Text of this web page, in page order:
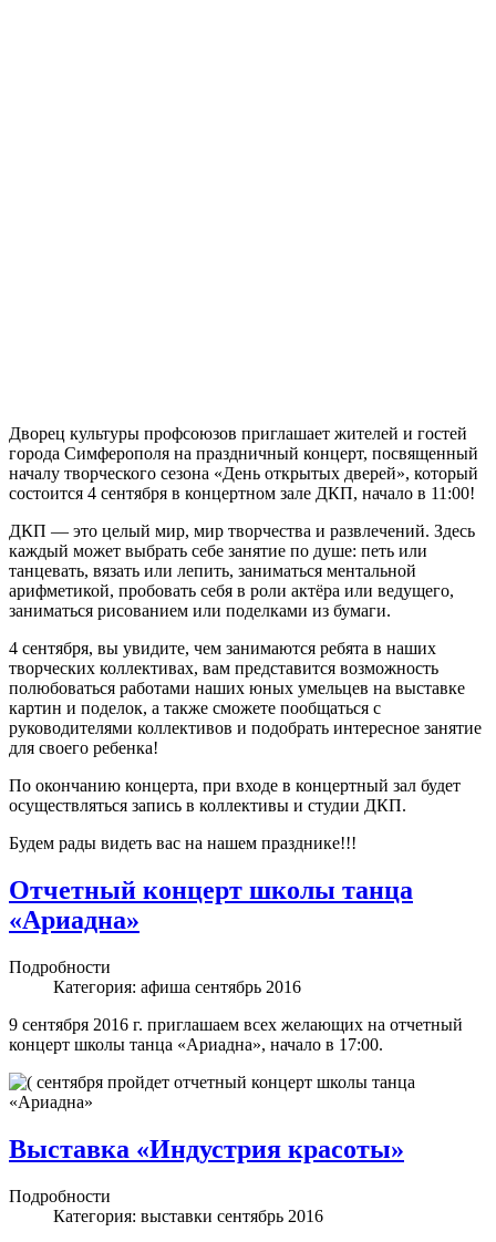
Дворец культуры профсоюзов приглашает жителей и гостей
города Симферополя на праздничный концерт, посвященный
началу творческого сезона «День открытых дверей», который
состоится 4 сентября в концертном зале ДКП, начало в 11:00!
ДКП — это целый мир, мир творчества и развлечений. Здесь
каждый может выбрать себе занятие по душе: петь или
танцевать, вязать или лепить, заниматься ментальной
арифметикой, пробовать себя в роли актёра или ведущего,
заниматься рисованием или поделками из бумаги.
4 сентября, вы увидите, чем занимаются ребята в наших
творческих коллективах, вам представится возможность
полюбоваться работами наших юных умельцев на выставке
картин и поделок, а также сможете пообщаться с
руководителями коллективов и подобрать интересное занятие
для своего ребенка!
По окончанию концерта, при входе в концертный зал будет
осуществляться запись в коллективы и студии ДКП.
Будем рады видеть вас на нашем празднике!!!
Отчетный концерт школы танца
«Ариадна»
Подробности
Категория: афиша сентябрь 2016
9 сентября 2016 г. приглашаем всех желающих на отчетный
концерт школы танца «Ариадна», начало в 17:00.
Выставка «Индустрия красоты»
Подробности
Категория: выставки сентябрь 2016